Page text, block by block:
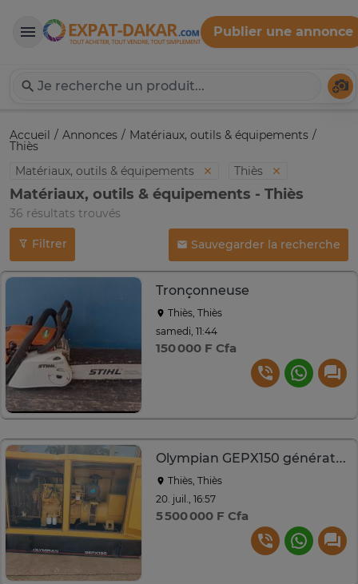
Expat-Dakar
Publier une annonce
Accueil Annonces Matériaux, outils & équipements
Thiès
Matériaux, outils & équipements
Thiès
Matériaux, outils & équipements - Thiès
36 résultats trouvés
Filtrer Sauvegarder la recherche
Tronçonneuse
Thiès, Thiès
samedi, 11:44
150 000 F Cfa
Olympian GEPX150 générateur diesel 150 kW
Thiès, Thiès
20. juil., 16:57
5 500 000 F Cfa